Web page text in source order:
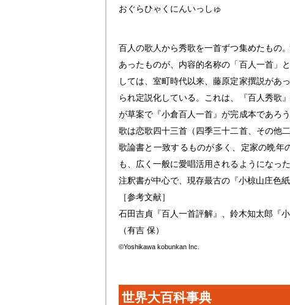
おぐらひゃくにんいっしゅ
百人の歌人から秀歌を一首ずつ集めたもの
あったものが、内容的名称の「百人一首」
しては、室町時代以来、藤原定家撰説があ
られ定説化している。これは、『百人秀歌
が草案で『小倉百人一首』が完成本であろ
歌は恋歌四十三首（四季三十二首、その他
歌論書と一致するものが多く、定家の晩
も、広く一般に愛唱活用されるようになっ
注釈書が中心で、現存最古の『小椋山庄色
［参考文献］
石田吉貞『百人一首評解』、鈴木知太郎『
（有吉 保）
©Yoshikawa kobunkan Inc.
世界大百科事典